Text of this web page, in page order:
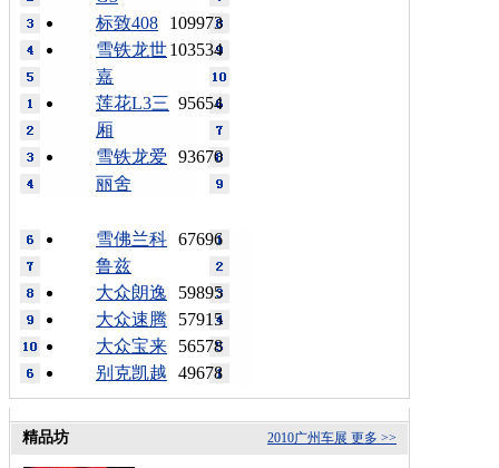
109973
标致408
103534
雪铁龙世
嘉
95654
莲花L3三
厢
93670
雪铁龙爱
丽舍
67696
雪佛兰科
鲁兹
59895
大众朗逸
57915
大众速腾
56578
大众宝来
49678
别克凯越
更多 >>
2010广州车展
精品坊